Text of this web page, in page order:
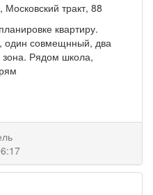
тракт, 88
квартиру.
один совмещнный, два
зона. Рядом школа,